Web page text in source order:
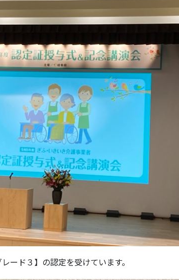
ード３】の認定を受けています。